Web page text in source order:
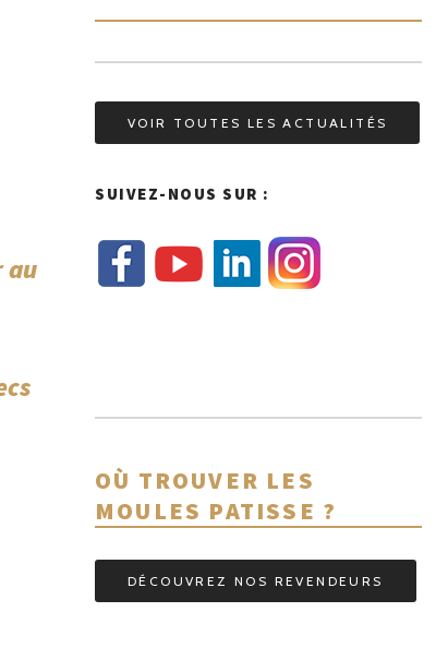
au
VOIR TOUTES LES ACTUALITÉS
SUIVEZ-NOUS SUR :
OÙ TROUVER LES
MOULES PATISSE ?
DÉCOUVREZ NOS REVENDEURS